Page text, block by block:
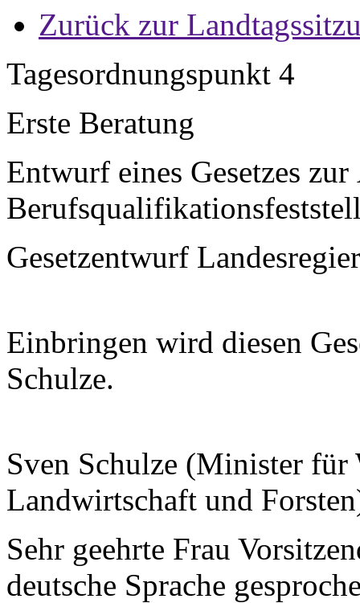
Zurück zur
Tagesordnungspunkt 4
Erste Beratung
Entwurf eines Gesetzes
Gesetzentwurf
Einbringen wird diesen
Schulze.
Sven Schulze (Minister für
Landwirtschaft und
Sehr geehrte Frau
deutsche Sprache